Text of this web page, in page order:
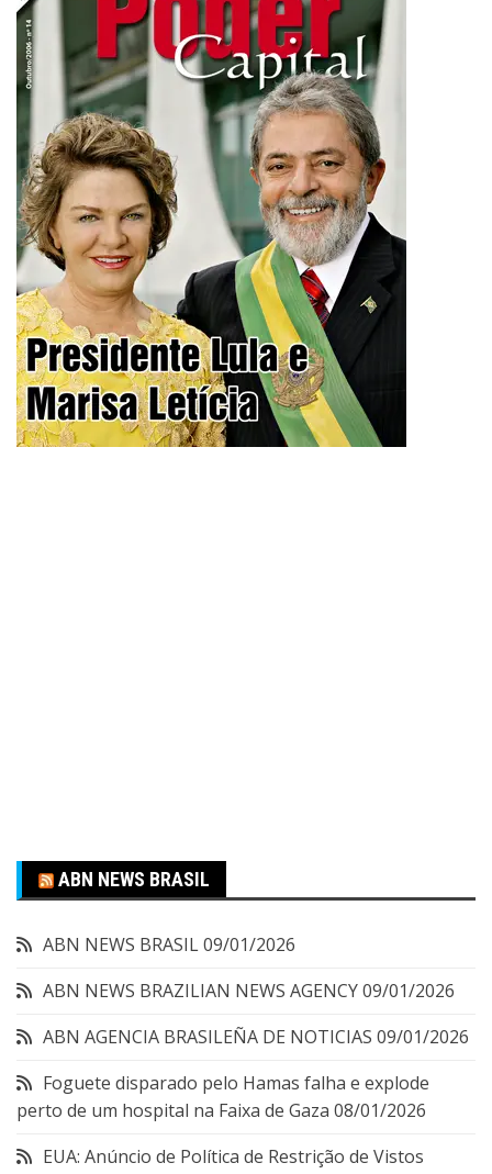
ABN NEWS BRASIL
ABN NEWS BRASIL09/01/2026
ABN NEWS BRAZILIAN NEWS AGENCY09/01/2026
ABN AGENCIA BRASILEÑA DE NOTICIAS 09/01/2026
Foguete disparado pelo Hamas falha e explode
perto de um hospital na Faixa de Gaza 08/01/2026
EUA: Anúncio de Política de Restrição de Vistos